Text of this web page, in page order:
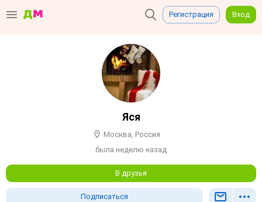
Регистрация Вход
Яся
Москва, Россия
была неделю назад
В друзья
Подписаться